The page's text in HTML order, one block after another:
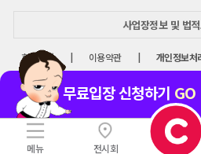
무료입장 신청하기 GO
사업장정보 및 법
회사소개 | 이용약관 | 개인정보처
© COBE. ALL RIGHTS
메뉴 전시회